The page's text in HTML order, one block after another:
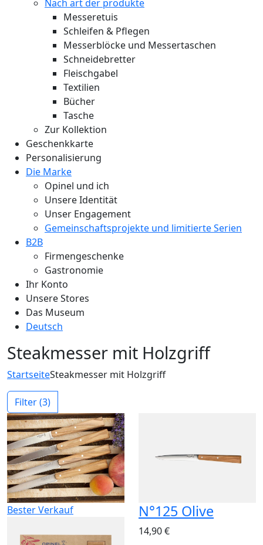
Nach art der produkte
Messeretuis
Schleifen & Pflegen
Messerblöcke und Messertaschen
Schneidebretter
Fleischgabel
Textilien
Bücher
Tasche
Zur Kollektion
Geschenkkarte
Personalisierung
Die Marke
Opinel und ich
Unsere Identität
Unser Engagement
Gemeinschaftsprojekte und limitierte Serien
B2B
Firmengeschenke
Gastronomie
Ihr Konto
Unsere Stores
Das Museum
Deutsch
Steakmesser mit Holzgriff
StartseiteSteakmesser mit Holzgriff
Filter(3)
Bester Verkauf N°125 Olive
14,90 €